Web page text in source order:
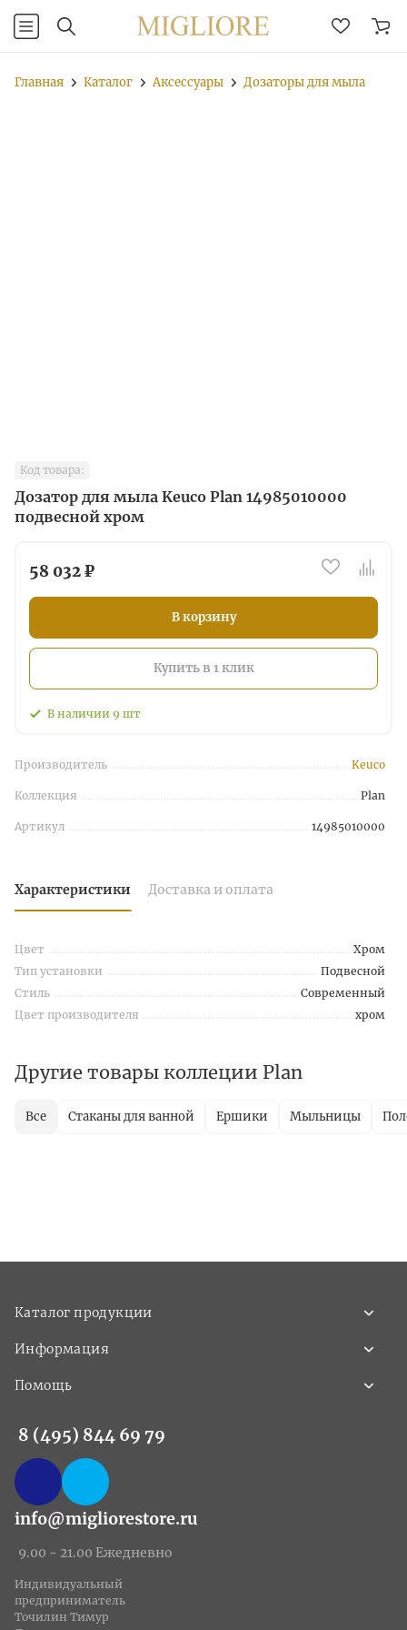
Главная Каталог Аксессуары Дозаторы для мыла
Код товара:
Дозатор для мыла Keuco Plan 14985010000
подвесной хром
58 032 ₽
В корзину
Купить в 1 клик
В наличии 9 шт
Производитель Keuco
Коллекция Plan
Артикул 14985010000
Характеристики Доставка и оплата
Цвет
Хром
Тип установки
Подвесной
Стиль
Современный
Цвет производителя
хром
Другие товары коллеции Plan
Все Стаканы для ванной Ершики Мыльницы
Каталог продукции
Информация
Помощь
8 (495) 844 69 79
info@migliorestore.ru
9.00 - 21.00 Ежедневно
Индивидуальный
предприниматель
Точилин Тимур